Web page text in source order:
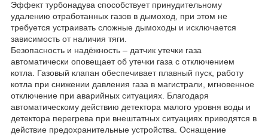
Эффект турбонадува способствует принудительному
удалению отработанных газов в дымоход, при этом не
требуется устраивать сложные дымоходы и исключается
зависимость от наличия тяги.
Безопасность и надёжность – датчик утечки газа
автоматически оповещает об утечки газа с отключением
котла. Газовый клапан обеспечивает плавный пуск, работу
котла при снижении давления газа в магистрали, мгновенное
отключение при аварийных ситуациях. Благодаря
автоматическому действию детектора малого уровня воды и
детектора перегрева при внештатных ситуациях приводятся в
действие предохранительные устройства. Оснащение